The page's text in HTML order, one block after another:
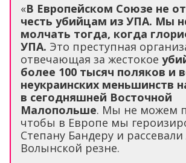
«В Европейском Союзе не
честь убийцам из УПА. Мы
молчать тогда, когда
УПА. Это преступная
отвечающая за жестокое
более 100 тысяч поляков и
неукраинских меньшинств
в сегодняшней Восточной
Малопольше. Мы не можем
чтобы в Европе мы
Степану Бандеру и
Волынской резне.